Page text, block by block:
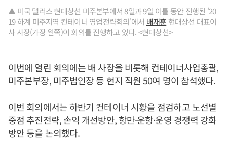
▲ 미국 댈러스 현대상선 미주본부에서 8일과 9일 이틀 동안 진행된 '20
19 하계 미주지역 컨테이너 영업전략회의'에서 배재훈 현대상선 대표이
사 사장(가장 왼쪽)이 회의를 진행하고 있다. <현대상선>
이번에 열린 회의에는 배 사장을 비롯해 컨테이너사업총괄,
미주본부장, 미주법인장 등 현지 직원 50여 명이 참석했다.
이번 회의에서는 하반기 컨테이너 시황을 점검하고 노선별
중점 추진전략, 손익 개선방안, 항만·운항·운영 경쟁력 강화
방안 등을 논의했다.